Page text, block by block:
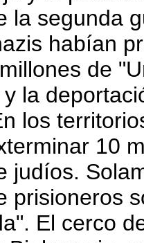
la segunda
habían
de
la
los
10
judíos.
prisioneros
El cerco